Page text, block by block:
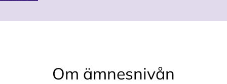
Om ämnesnivån